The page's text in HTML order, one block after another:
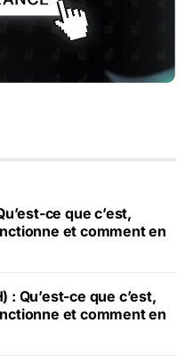
ce que c’est,
et comment en
: Qu’est-ce que c’est,
et comment en